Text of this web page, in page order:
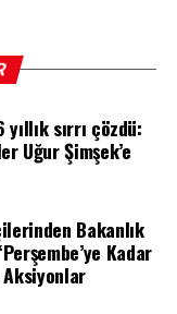
bu rakamı
sırrı çözdü:
Uğur Şimşek’e
Bakanlık
Kadar
Aksiyonlar